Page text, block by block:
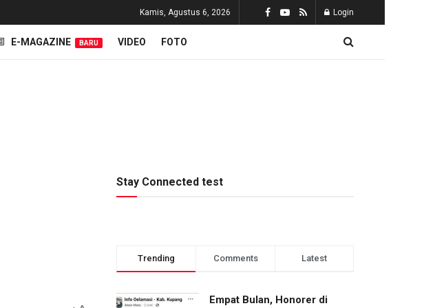
Kamis, Agustus 6, 2026 Login
E-MAGAZINE BARU VIDEO FOTO
Stay Connected test
Trending Comments Latest
Empat Bulan, Honorer di